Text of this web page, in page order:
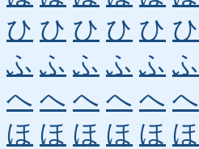
ひ ひ ひ ひ ひ ひ
ふ ふ ふ ふ ふ ふ
へ へ へ へ へ へ
ほ ほ ほ ほ ほ ほ